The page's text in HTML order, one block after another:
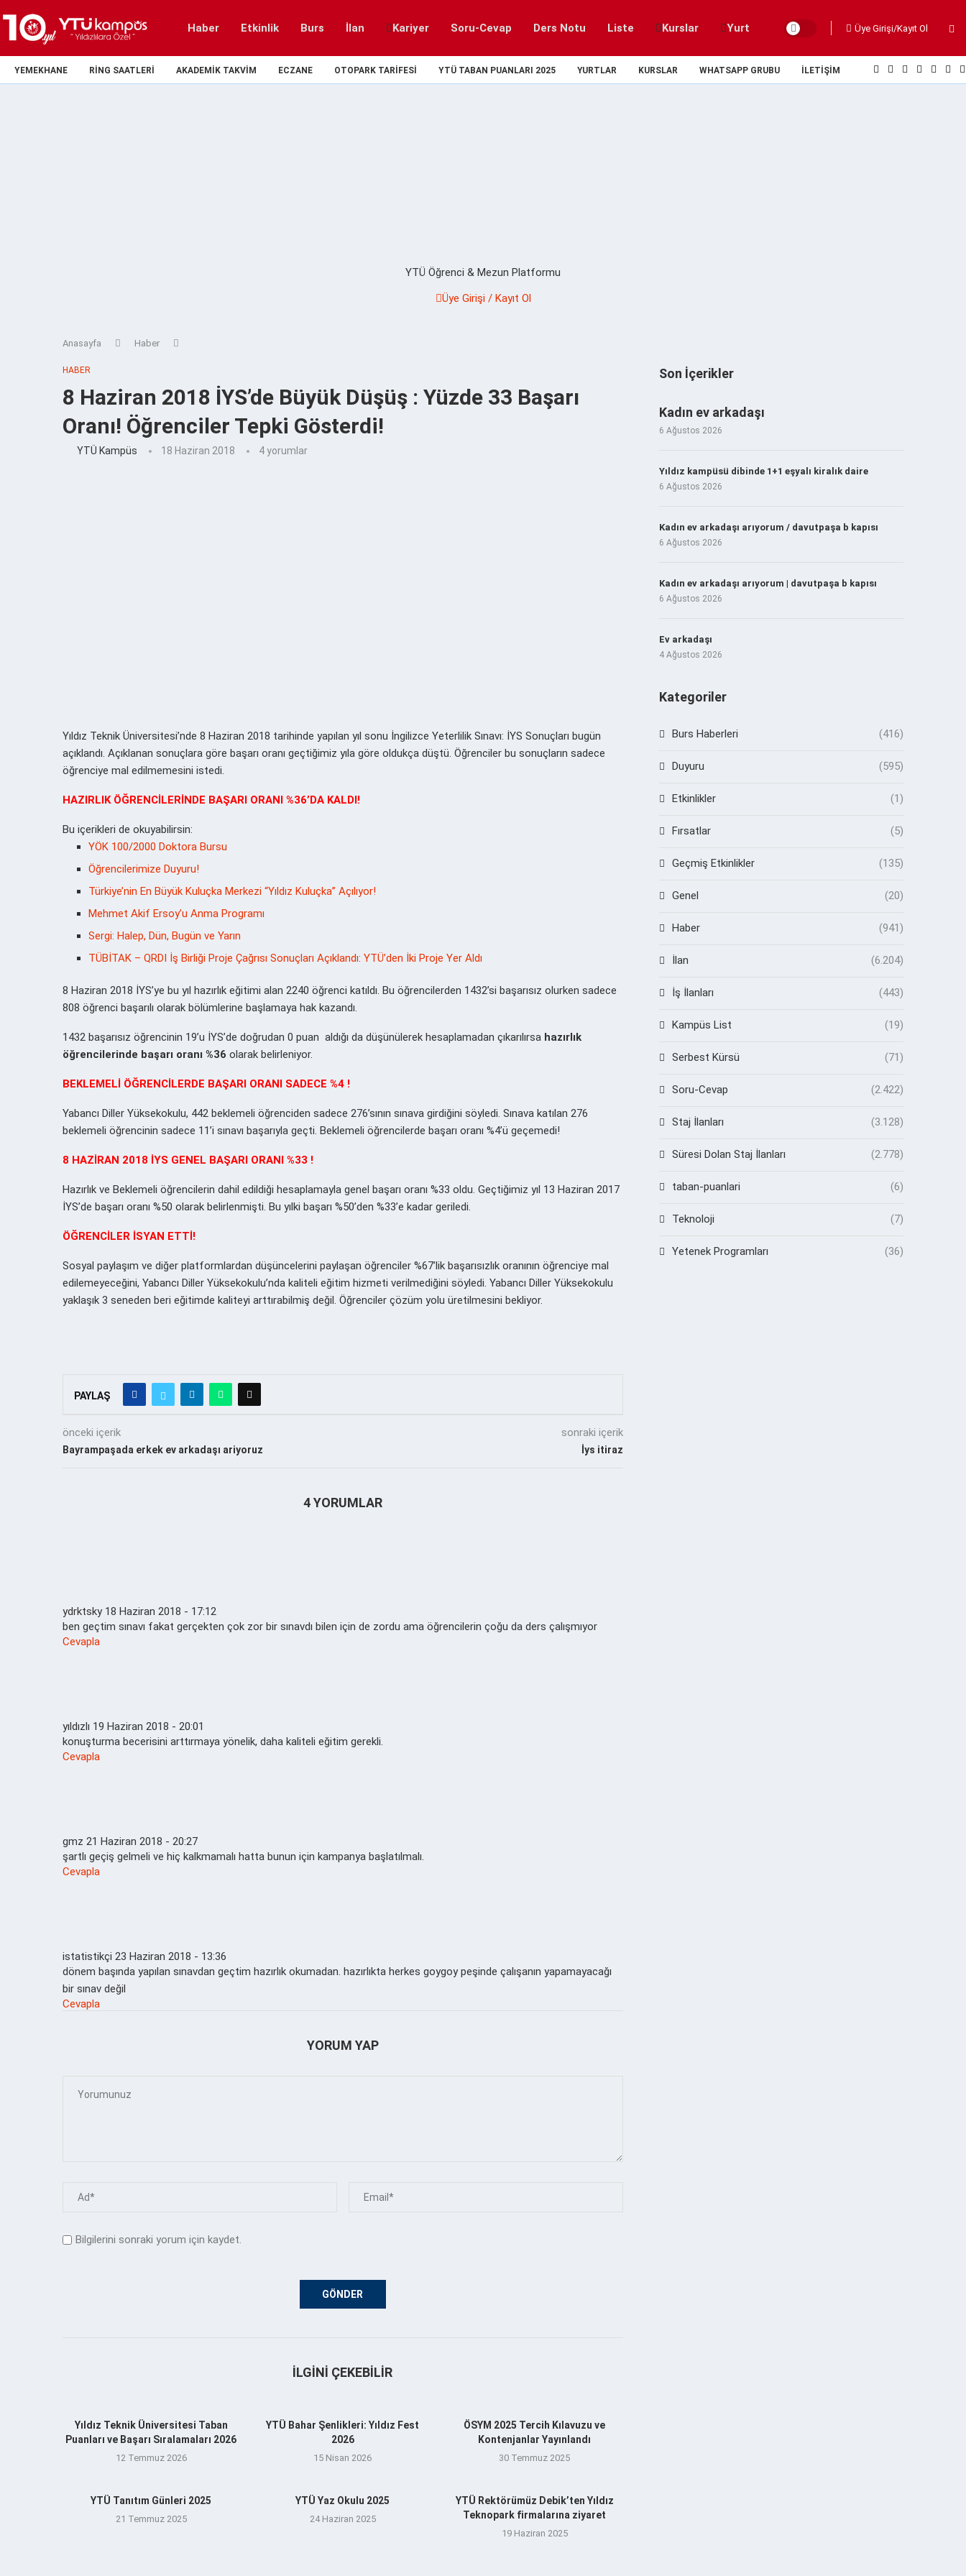
Haber Etkinlik Burs İlan Kariyer Soru-Cevap Ders Notu Liste Kurslar Yurt Üye Girişi/Kayıt Ol
YEMEKHANE RING SAATLERI AKADEMIK TAKVIM ECZANE OTOPARK TARIFESI YTÜ TABAN PUANLARI 2025 YURTLAR KURSLAR WHATSAPP GRUBU İLETIŞIM
YTÜ Öğrenci & Mezun Platformu
Üye Girişi / Kayıt Ol
Anasayfa Haber
HABER
8 Haziran 2018 İYS’de Büyük Düşüş : Yüzde 33 Başarı
Oranı! Öğrenciler Tepki Gösterdi!
YTÜ Kampüs 18 Haziran 2018 4 yorumlar
Yıldız Teknik Üniversitesi’nde 8 Haziran 2018 tarihinde yapılan yıl sonu İngilizce Yeterlilik Sınavı: İYS Sonuçları bugün
açıklandı. Açıklanan sonuçlara göre başarı oranı geçtiğimiz yıla göre oldukça düştü. Öğrenciler bu sonuçların sadece
öğrenciye mal edilmemesini istedi.
HAZIRLIK ÖĞRENCİLERİNDE BAŞARI ORANI %36’DA KALDI!
Bu içerikleri de okuyabilirsin:
YÖK 100/2000 Doktora Bursu
Öğrencilerimize Duyuru!
Türkiye’nin En Büyük Kuluçka Merkezi “Yıldız Kuluçka” Açılıyor!
Mehmet Akif Ersoy’u Anma Programı
Sergi: Halep, Dün, Bugün ve Yarın
TÜBİTAK – QRDI İş Birliği Proje Çağrısı Sonuçları Açıklandı: YTÜ’den İki Proje Yer Aldı
8 Haziran 2018 İYS’ye bu yıl hazırlık eğitimi alan 2240 öğrenci katıldı. Bu öğrencilerden 1432’si başarısız olurken sadece
808 öğrenci başarılı olarak bölümlerine başlamaya hak kazandı.
1432 başarısız öğrencinin 19’u İYS’de doğrudan 0 puan aldığı da düşünülerek hesaplamadan çıkarılırsa hazırlık
öğrencilerinde başarı oranı %36 olarak belirleniyor.
BEKLEMELİ ÖĞRENCİLERDE BAŞARI ORANI SADECE %4 !
Yabancı Diller Yüksekokulu, 442 beklemeli öğrenciden sadece 276’sının sınava girdiğini söyledi. Sınava katılan 276
beklemeli öğrencinin sadece 11’i sınavı başarıyla geçti. Beklemeli öğrencilerde başarı oranı %4’ü geçemedi!
8 HAZİRAN 2018 İYS GENEL BAŞARI ORANI %33 !
Hazırlık ve Beklemeli öğrencilerin dahil edildiği hesaplamayla genel başarı oranı %33 oldu. Geçtiğimiz yıl 13 Haziran 2017
İYS’de başarı oranı %50 olarak belirlenmişti. Bu yılki başarı %50’den %33’e kadar geriledi.
ÖĞRENCİLER İSYAN ETTİ!
Sosyal paylaşım ve diğer platformlardan düşüncelerini paylaşan öğrenciler %67’lik başarısızlık oranının öğrenciye mal
edilemeyeceğini, Yabancı Diller Yüksekokulu’nda kaliteli eğitim hizmeti verilmediğini söyledi. Yabancı Diller Yüksekokulu
yaklaşık 3 seneden beri eğitimde kaliteyi arttırabilmiş değil. Öğrenciler çözüm yolu üretilmesini bekliyor.
PAYLAŞ
önceki içerik
Bayrampaşada erkek ev arkadaşı ariyoruz
sonraki içerik
İys itiraz
4 YORUMLAR
ydrktsky 18 Haziran 2018 - 17:12
ben geçtim sınavı fakat gerçekten çok zor bir sınavdı bilen için de zordu ama öğrencilerin çoğu da ders çalışmıyor
Cevapla
yıldızlı 19 Haziran 2018 - 20:01
konuşturma becerisini arttırmaya yönelik, daha kaliteli eğitim gerekli.
Cevapla
gmz 21 Haziran 2018 - 20:27
şartlı geçiş gelmeli ve hiç kalkmamalı hatta bunun için kampanya başlatılmalı.
Cevapla
istatistikçi 23 Haziran 2018 - 13:36
dönem başında yapılan sınavdan geçtim hazırlık okumadan. hazırlıkta herkes goygoy peşinde çalışanın yapamayacağı
bir sınav değil
Cevapla
YORUM YAP
Bilgilerini sonraki yorum için kaydet.
İLGINI ÇEKEBILIR
Yıldız Teknik Üniversitesi Taban
Puanları ve Başarı Sıralamaları 2026
12 Temmuz 2026
YTÜ Bahar Şenlikleri: Yıldız Fest
2026
15 Nisan 2026
ÖSYM 2025 Tercih Kılavuzu ve
Kontenjanlar Yayınlandı
30 Temmuz 2025
YTÜ Tanıtım Günleri 2025
21 Temmuz 2025
YTÜ Yaz Okulu 2025
24 Haziran 2025
YTÜ Rektörümüz Debik’ten Yıldız
Teknopark firmalarına ziyaret
19 Haziran 2025
Son İçerikler
Kadın ev arkadaşı
6 Ağustos 2026
Yıldız kampüsü dibinde 1+1 eşyalı kiralık daire
6 Ağustos 2026
Kadın ev arkadaşı arıyorum / davutpaşa b kapısı
6 Ağustos 2026
Kadın ev arkadaşı arıyorum | davutpaşa b kapısı
6 Ağustos 2026
Ev arkadaşı
4 Ağustos 2026
Kategoriler
Burs Haberleri (416)
Duyuru (595)
Etkinlikler (1)
Fırsatlar (5)
Geçmiş Etkinlikler (135)
Genel (20)
Haber (941)
İlan (6.204)
İş İlanları (443)
Kampüs List (19)
Serbest Kürsü (71)
Soru-Cevap (2.422)
Staj İlanları (3.128)
Süresi Dolan Staj İlanları (2.778)
taban-puanlari (6)
Teknoloji (7)
Yetenek Programları (36)